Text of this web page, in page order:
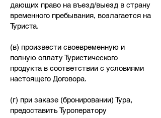
дающих право на въезд/выезд в страну
временного пребывания, возлагается на
Туриста.
(в) произвести своевременную и
полную оплату Туристического
продукта в соответствии с условиями
настоящего Договора.
(г) при заказе (бронировании) Тура,
предоставить Туроператору